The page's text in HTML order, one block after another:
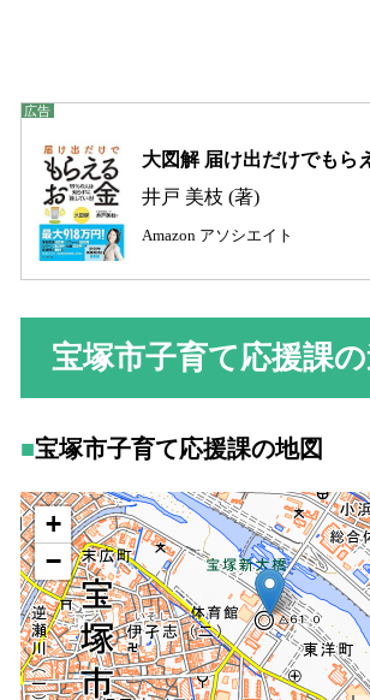
大図解 届け出だけでもら
井戸 美枝 (著)
Amazon アソシエイト
宝塚市子育て応援課
宝塚市子育て応援課の地図